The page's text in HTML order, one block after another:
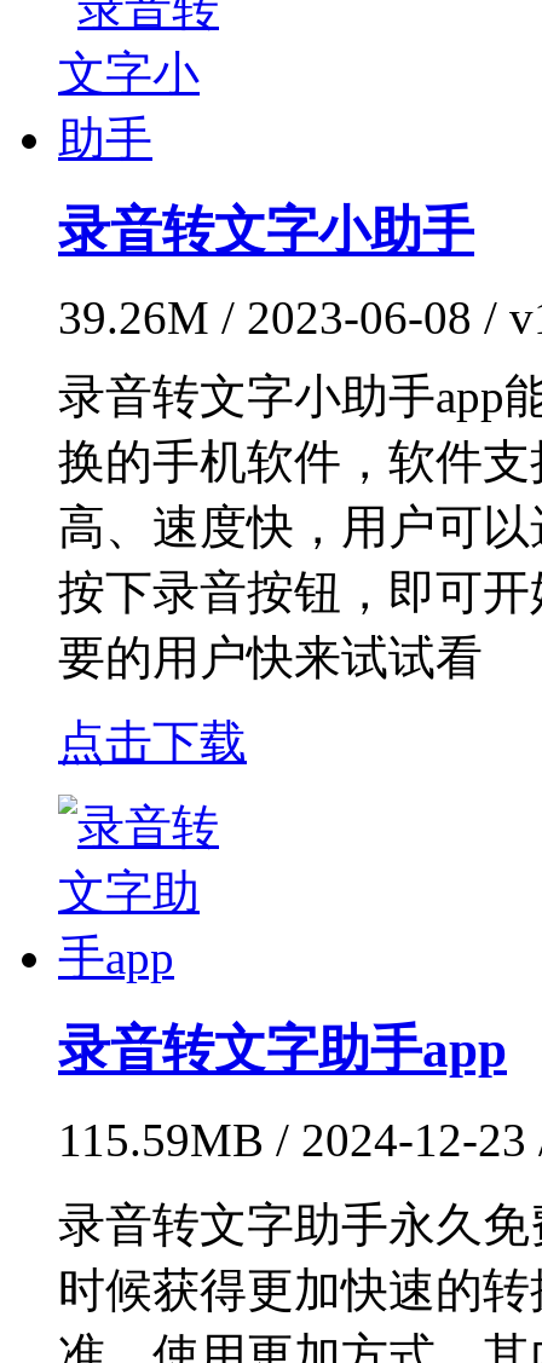
录音转文字小助手
39.26M / 2023-06-08 /
录音转文字小助手app
换的手机软件，软件
高、速度快，用户可
按下录音按钮，即可
要的用户快来试试看
点击下载
录音转文字助手app
115.59MB / 2024-12-
录音转文字助手永久
时候获得更加快速的